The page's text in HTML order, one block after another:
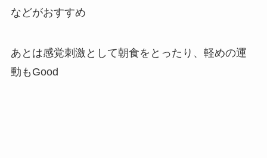
などがおすすめ
あとは感覚刺激として朝食をとったり、軽めの運
動もGood